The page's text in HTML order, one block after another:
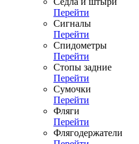
Перейти
Сигналы
Перейти
Спидометры
Перейти
Стопы задние
Перейти
Сумочки
Перейти
Фляги
Перейти
Флягодержатели